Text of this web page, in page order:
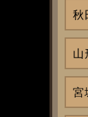
秋
山
宮